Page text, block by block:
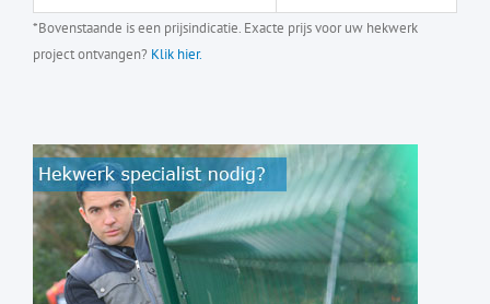
*Bovenstaande is een prijsindicatie. Exacte prijs voor uw hekwerk
project ontvangen? Klik hier.